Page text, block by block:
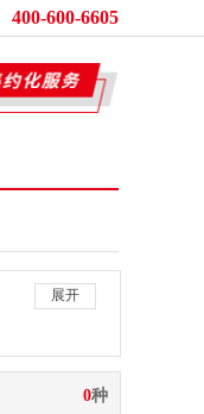
400-600-6605
展开
0种